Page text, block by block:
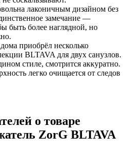
лаконичным дизайном без
замечание —
быть более наглядной, но
приобрёл несколько
BLTAVA для двух санузлов.
стиле, смотрится аккуратно.
легко очищается от следов
о товаре
ZorG BLTAVA